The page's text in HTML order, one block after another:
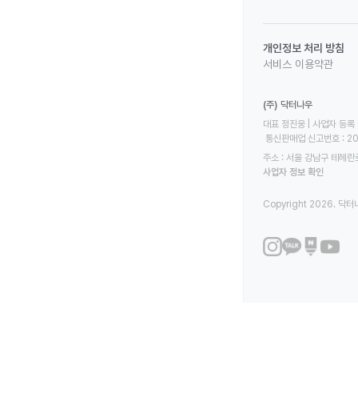
개인정보 처리 방침
서비스 이용약관
(주) 닥터나우
대표 정진웅 | 사업자
통신판매업 신고번호
주소 : 서울 강남구 테헤
사업자 정보 확인
Copyright 2026. 닥터